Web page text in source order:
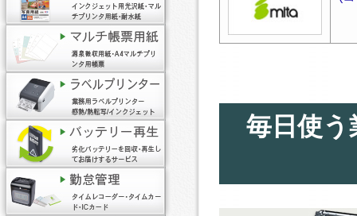
毎日使う